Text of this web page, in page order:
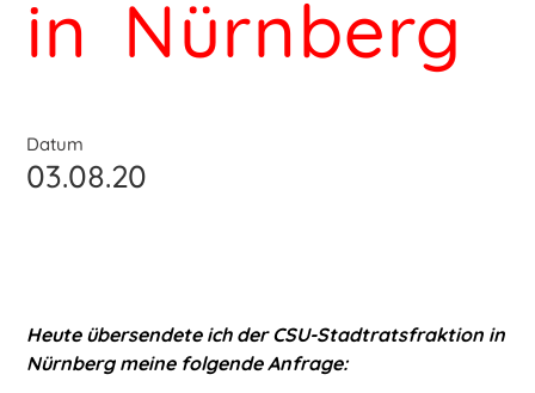
in Nürnberg
Datum
03.08.20
Heute übersendete ich der CSU-Stadtratsfraktion in
Nürnberg meine folgende Anfrage: